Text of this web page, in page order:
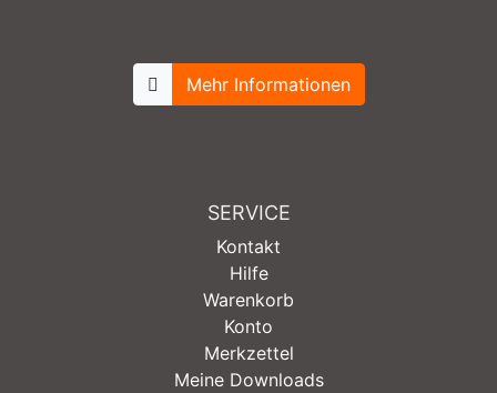
Mehr Informationen
SERVICE
Kontakt
Hilfe
Warenkorb
Konto
Merkzettel
Meine Downloads